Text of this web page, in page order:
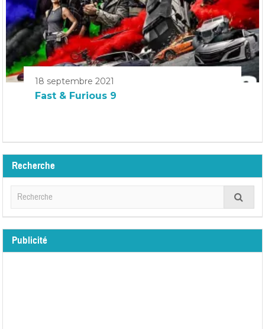
18 septembre 2021
Fast & Furious 9
Recherche
Publicité